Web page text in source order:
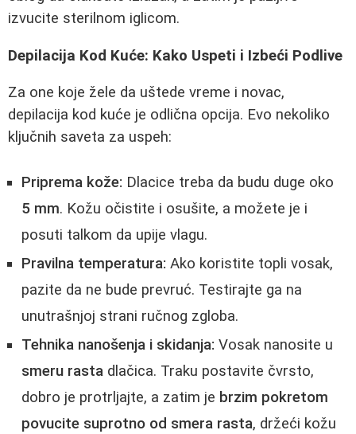
izvucite sterilnom iglicom.
Depilacija Kod Kuće: Kako Uspeti i Izbeći Podlive
Za one koje žele da uštede vreme i novac,
depilacija kod kuće je odlična opcija. Evo nekoliko
ključnih saveta za uspeh:
Priprema kože: Dlacice treba da budu duge oko
5 mm. Kožu očistite i osušite, a možete je i
posuti talkom da upije vlagu.
Pravilna temperatura: Ako koristite topli vosak,
pazite da ne bude prevruć. Testirajte ga na
unutrašnjoj strani ručnog zgloba.
Tehnika nanošenja i skidanja: Vosak nanosite u
smeru rasta dlačica. Traku postavite čvrsto,
dobro je protrljajte, a zatim je brzim pokretom
povucite suprotno od smera rasta, držeći kožu